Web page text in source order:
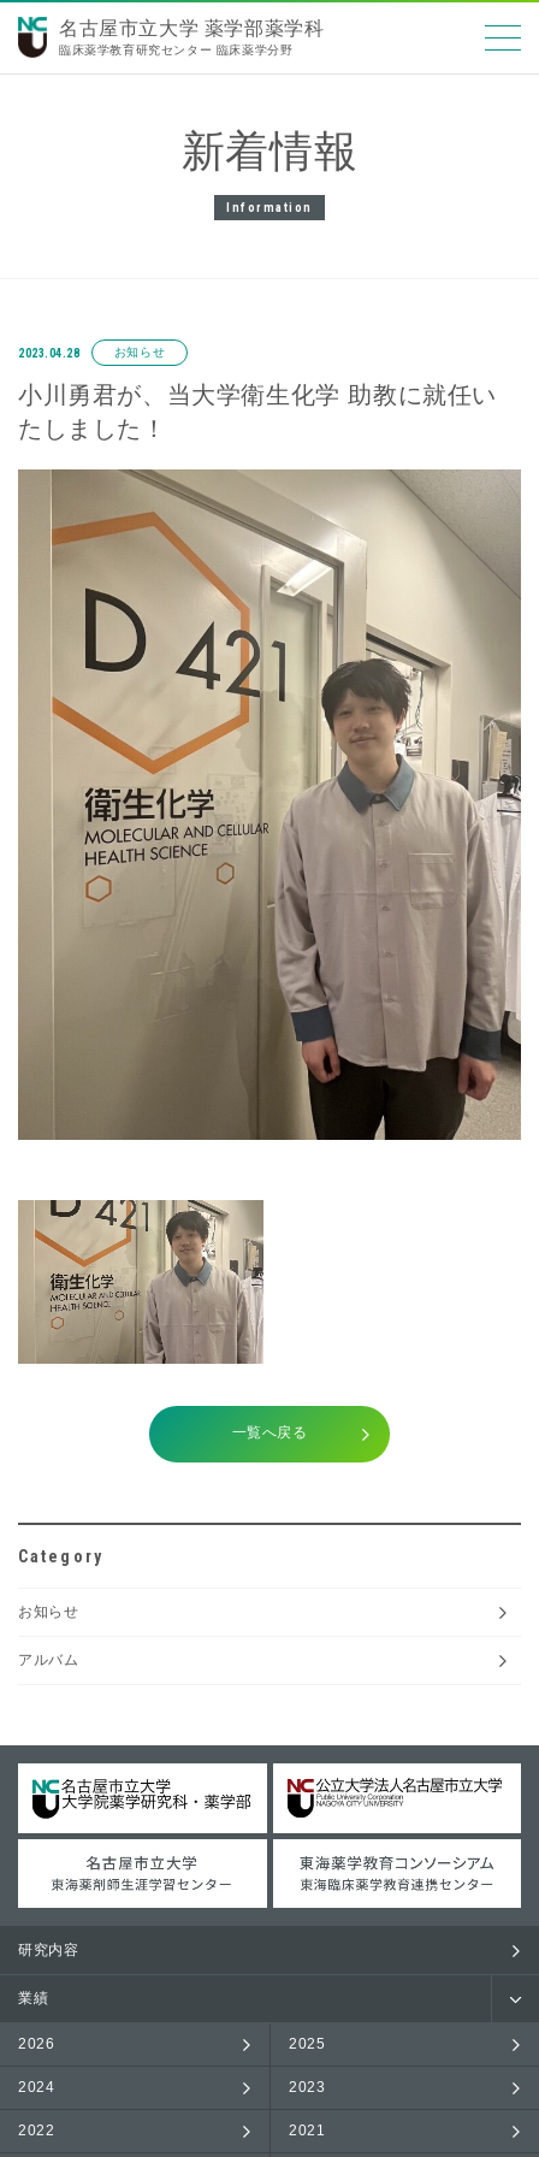
名古屋市立大学 薬学部薬学科
臨床薬学教育研究センター 臨床薬学分野
新着情報
Information
2023.04.28 お知らせ
小川勇君が、当大学衛生化学 助教に就任い
たしました！
一覧へ戻る
Category
お知らせ
アルバム
研究内容
業績
2026 2025
2024 2023
2022 2021